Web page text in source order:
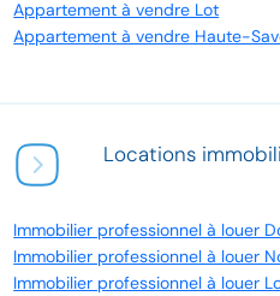
Appartement à vendre Lot
Appartement à vendre Haute-
Locations
Immobilier professionnel à louer
Immobilier professionnel à louer
Immobilier professionnel à louer